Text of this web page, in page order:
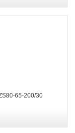
65-200/30